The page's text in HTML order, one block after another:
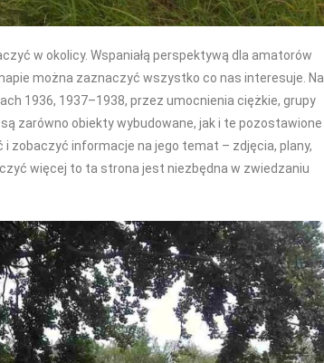
w okolicy. Wspaniałą perspektywą dla amatorów
można zaznaczyć wszystko co nas interesuje. Na
1936, 1937–1938, przez umocnienia ciężkie, grupy
zarówno obiekty wybudowane, jak i te pozostawione
zobaczyć informacje na jego temat – zdjęcia, plany,
więcej to ta strona jest niezbędna w zwiedzaniu